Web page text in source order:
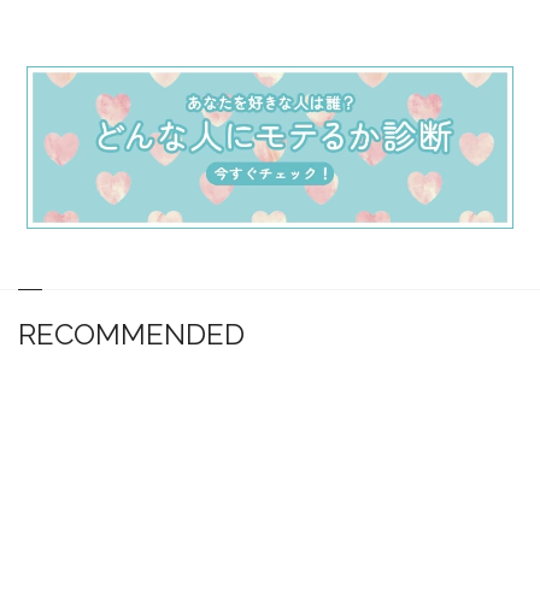
RECOMMENDED